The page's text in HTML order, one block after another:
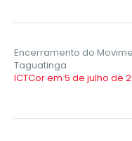
Encerramento do
Taguatinga
ICTCor em 5 de julho de